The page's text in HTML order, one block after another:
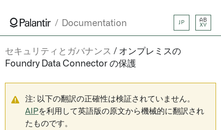
Documentation JP
AB
XY
セキュリティとガバナンス
オンプレミスの
Foundry Data Connector の保護
注: 以下の翻訳の正確性は検証されていません。
AIPを利用して英語版の原文から機械的に翻訳され
たものです。